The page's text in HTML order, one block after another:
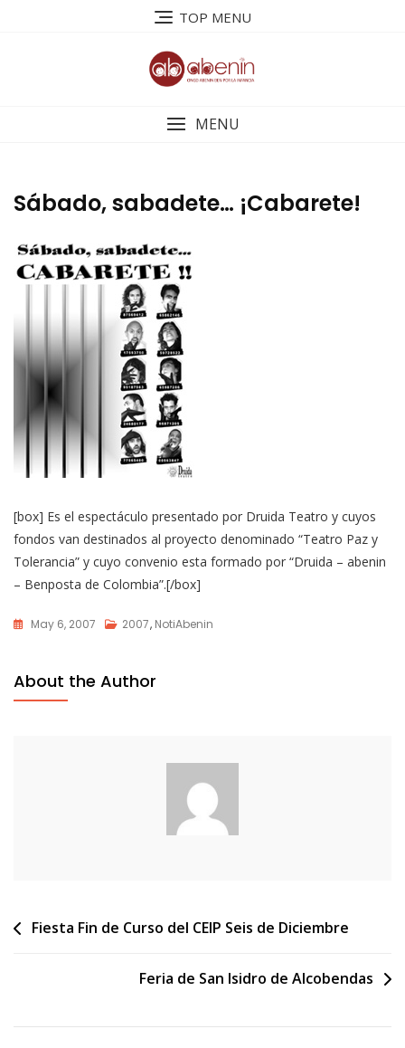
TOP MENU
MENU
Sábado, sabadete… ¡Cabarete!
[box] Es el espectáculo presentado por Druida Teatro y cuyos
fondos van destinados al proyecto denominado “Teatro Paz y
Tolerancia” y cuyo convenio esta formado por “Druida – abenin
– Benposta de Colombia”.[/box]
May 6, 2007 2007, NotiAbenin
About the Author
Navegación
Fiesta Fin de Curso del CEIP Seis de Diciembre
Feria de San Isidro de Alcobendas